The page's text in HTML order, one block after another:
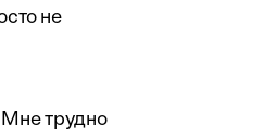
не
трудно